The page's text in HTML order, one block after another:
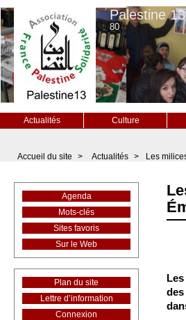
Palestine 13
80
Actualités Culture
Accueil du site > Actualités > Les
Agenda
Mots-clés
Sites favoris
Sur le Web
Plan du site
Lettre d’information
Connexion